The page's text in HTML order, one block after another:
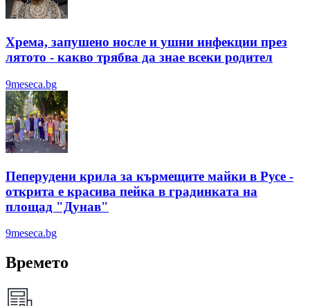
Хрема, запушено носле и ушни инфекции през
лятотo - какво трябва да знае всеки родител
9meseca.bg
Пеперудени крила за кърмещите майки в Русе -
открита е красива пейка в градинката на
площад "Дунав"
9meseca.bg
Времето